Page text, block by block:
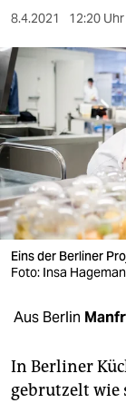
sport
berlin
nord
wahrheit
verlag
verlag
veranstaltungen
fragen & hilfe
8.4.2021 12:20 Uhr
Eins der Berliner
Foto: Insa
Aus Berlin
In Berliner
gebrutzelt wie